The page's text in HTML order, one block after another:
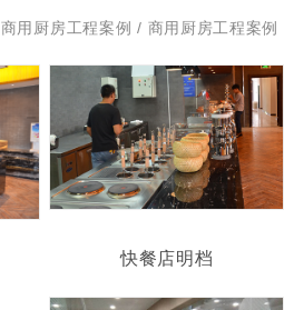
商用厨房工程案例 / 商用厨房工程案例
快餐店明档